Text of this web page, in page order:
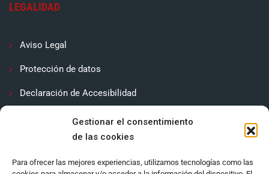
Gestionar el consentimiento
de las cookies
Para ofrecer las mejores experiencias, utilizamos tecnologías como las
LEGALIDAD
Aviso Legal
Protección de datos
Declaración de Accesibilidad
Política de cookies (UE)